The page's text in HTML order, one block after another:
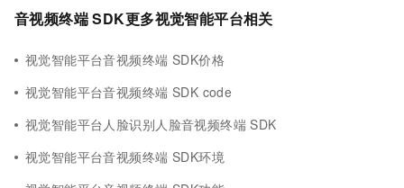
音视频终端 SDK更多视觉智能平台相关
视觉智能平台音视频终端 SDK价格
视觉智能平台音视频终端 SDK code
视觉智能平台人脸识别人脸音视频终端 SDK
视觉智能平台音视频终端 SDK环境